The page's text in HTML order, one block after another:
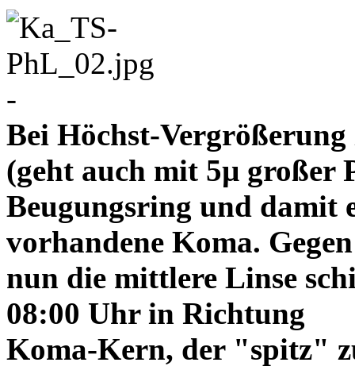
-
Bei Höchst-
(geht auch mit 5µ großer
Beugungsring und damit
vorhandene Koma.
nun die mittlere Linse
08:00 Uhr in Richtung
Koma-Kern, der "spitz"